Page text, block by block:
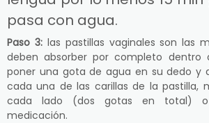
pasa con agua.
Paso 3:las pastillas vaginales son las
deben absorber por completo dentro
poner una gota de agua en su dedo y
cada una de las carillas de la pastilla,
cada lado (dos gotas en total)
medicación.